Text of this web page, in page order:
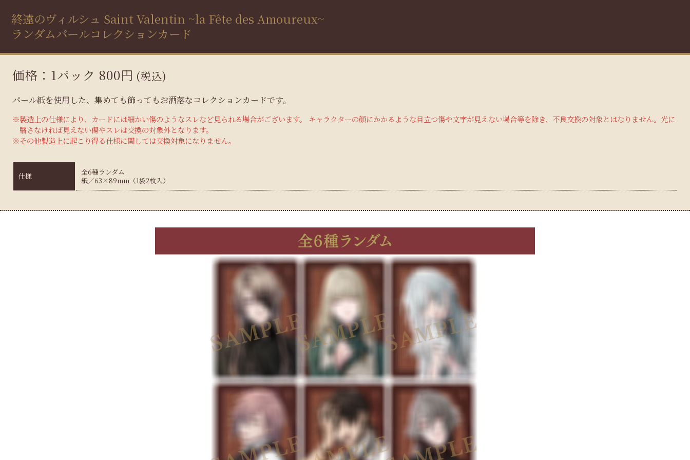
終遠のヴィルシュ Saint Valentin ~la Fête des Amoureux~
ランダムパールコレクションカード
価格：1パック 800円 (税込)
パール紙を使用した、集めても飾ってもお洒落なコレクションカードです。
※製造上の仕様により、カードには細かい傷のようなスレなど見られる場合がございます。 キャラクターの顔にかかるような目立つ傷や文字が見えない場合等を除き、不良交換の対象とはなりません。光に
翳さなければ見えない傷やスレは交換の対象外となります。
※その他製造上に起こり得る仕様に関しては交換対象になりません。
仕様
全6種ランダム
紙／63×89mm（1袋2枚入）